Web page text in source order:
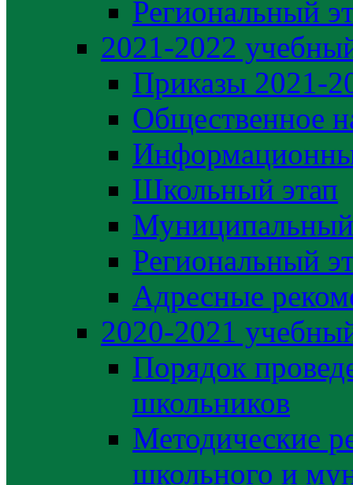
Региональный
2021-2022
Приказы 2021-
Общественное
Школьный этап
Муниципальный
Региональный
Адресные
2020-2021
Порядок
школьников
Методические
школьного и